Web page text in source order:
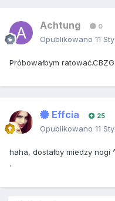
Achtung 0
Opublikowano 11
Próbowałbym
Effcia 25
Opublikowano 11
haha, dostałby miedzy nogi
.